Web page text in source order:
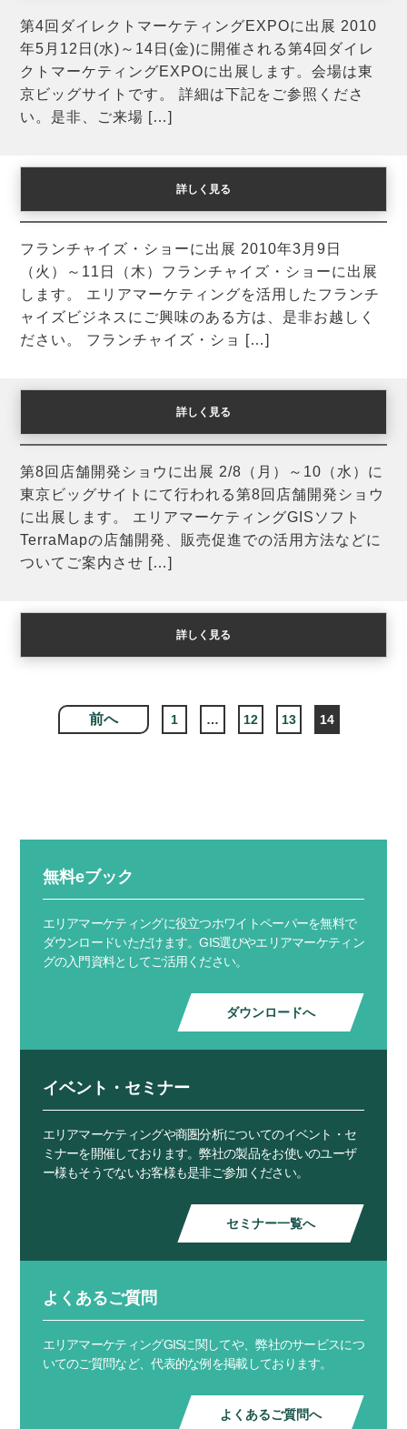
第4回ダイレクトマーケティングEXPOに出展 2010
年5月12日(水)～14日(金)に開催される第4回ダイレ
クトマーケティングEXPOに出展します。会場は東
京ビッグサイトです。 詳細は下記をご参照くださ
い。是非、ご来場 […]
詳しく見る
フランチャイズ・ショーに出展
フランチャイズ・ショーに出展 2010年3月9日
（火）～11日（木）フランチャイズ・ショーに出展
します。 エリアマーケティングを活用したフランチ
ャイズビジネスにご興味のある方は、是非お越しく
ださい。 フランチャイズ・ショ […]
詳しく見る
第8回店舗開発ショウに出展
第8回店舗開発ショウに出展 2/8（月）～10（水）に
東京ビッグサイトにて行われる第8回店舗開発ショウ
に出展します。 エリアマーケティングGISソフト
TerraMapの店舗開発、販売促進での活用方法などに
ついてご案内させ […]
詳しく見る
前へ 1 … 12 13 14
無料eブック
エリアマーケティングに役立つホワイトペーパーを無料で
ダウンロードいただけます。GIS選びやエリアマーケティン
グの入門資料としてご活用ください。
ダウンロードへ
イベント・セミナー
エリアマーケティングや商圏分析についてのイベント・セ
ミナーを開催しております。弊社の製品をお使いのユーザ
ー様もそうでないお客様も是非ご参加ください。
セミナー一覧へ
よくあるご質問
エリアマーケティングGISに関してや、弊社のサービスにつ
いてのご質問など、代表的な例を掲載しております。
よくあるご質問へ